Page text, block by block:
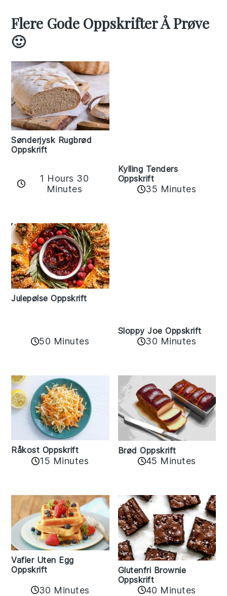
Flere Gode Oppskrifter Å Prøve
🙂
Sønderjysk Rugbrød
Oppskrift
1 Hours 30
Minutes
Kylling Tenders
Oppskrift
35 Minutes
Julepølse Oppskrift
50 Minutes
Sloppy Joe Oppskrift
30 Minutes
Råkost Oppskrift
15 Minutes
Brød Oppskrift
45 Minutes
Vafler Uten Egg
Oppskrift
30 Minutes
Glutenfri Brownie
Oppskrift
40 Minutes